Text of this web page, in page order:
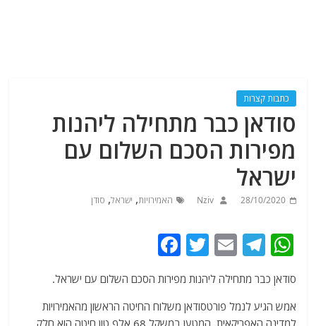
כתבות קצרות
סודאן כבר מתחילה ליהנות
מפירות הסכם השלום עם
ישראל
28/10/2020
Nziv האמירויות, ישראל, סודן
W
at
s
T
el
e
g
E
m
ai
l
T
itt
er
c
e
סודאן כבר מתחילה ליהנות מפירות הסכם השלום עם ישראל.
אמש הגיע לנמל פורטסודאן משלוח החיטה הראשון מהאמירויות
למדינה האפריקאית. המטען במשקל 68 אלף טון חיטה הוא חלק